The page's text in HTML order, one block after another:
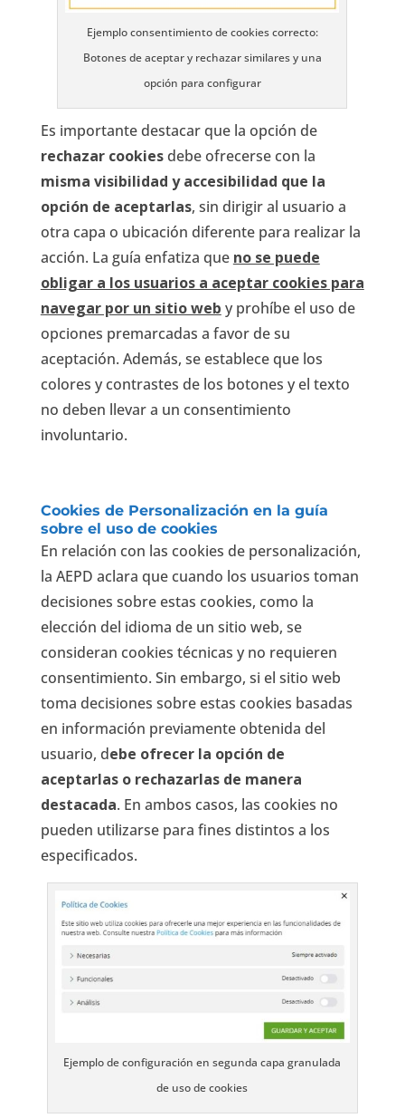
Ejemplo consentimiento de cookies correcto:
Botones de aceptar y rechazar similares y una
opción para configurar
Es importante destacar que la opción de
rechazar cookiesdebe ofrecerse con la
misma visibilidad y accesibilidad que la
opción de aceptarlas, sin dirigir al usuario a
otra capa o ubicación diferente para realizar la
acción. La guía enfatiza que no se puede
obligar a los usuarios a aceptar cookies para
navegar por un sitio web y prohíbe el uso de
opciones premarcadas a favor de su
aceptación. Además, se establece que los
colores y contrastes de los botones y el texto
no deben llevar a un consentimiento
involuntario.
Cookies de Personalización en la guía
sobre el uso de cookies
En relación con las cookies de personalización,
la AEPD aclara que cuando los usuarios toman
decisiones sobre estas cookies, como la
elección del idioma de un sitio web, se
consideran cookies técnicas y no requieren
consentimiento. Sin embargo, si el sitio web
toma decisiones sobre estas cookies basadas
en información previamente obtenida del
usuario, debe ofrecer la opción de
aceptarlas o rechazarlas de manera
destacada. En ambos casos, las cookies no
pueden utilizarse para fines distintos a los
especificados.
Ejemplo de configuración en segunda capa granulada
de uso de cookies